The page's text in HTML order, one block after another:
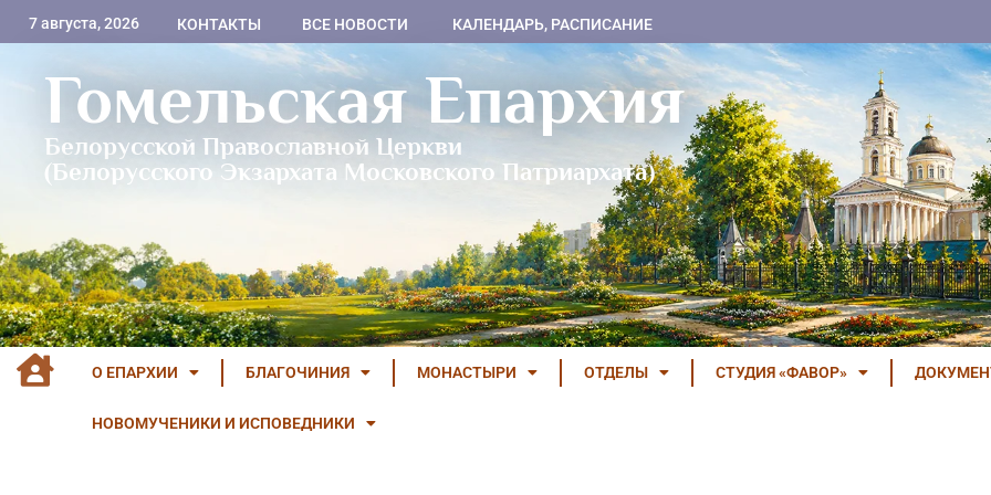
7 августа, 2026 КОНТАКТЫ ВСЕ НОВОСТИ КАЛЕНДАРЬ, РАСПИСАНИЕ
Гомельская Епархия
Белорусской Православной Церкви
(Белорусского Экзархата Московского Патриархата)
О ЕПАРХИИ БЛАГОЧИНИЯ МОНАСТЫРИ ОТДЕЛЫ СТУДИЯ «ФАВОР»
НОВОМУЧЕНИКИ И ИСПОВЕДНИКИ